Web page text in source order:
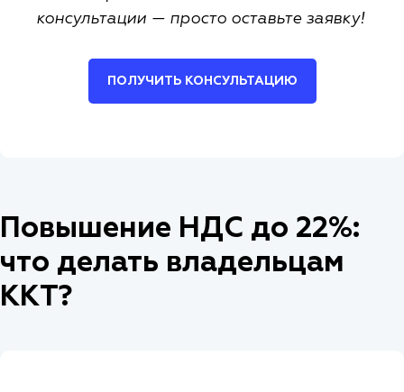
консультации — просто оставьте заявку!
ПОЛУЧИТЬ КОНСУЛЬТАЦИЮ
Повышение НДС до 22%:
что делать владельцам
ККТ?